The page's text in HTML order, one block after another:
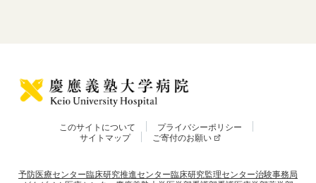
このサイトについて
プライバシーポリシー
サイトマップ
ご寄付のお願い
予防医療センター臨床研究推進センター臨床研究監理センター治験事務局